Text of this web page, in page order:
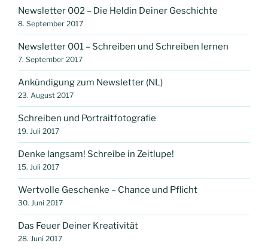
Newsletter 002 – Die Heldin Deiner Geschichte
8. September 2017
Newsletter 001 – Schreiben und Schreiben lernen
7. September 2017
Ankündigung zum Newsletter (NL)
23. August 2017
Schreiben und Portraitfotografie
19. Juli 2017
Denke langsam! Schreibe in Zeitlupe!
15. Juli 2017
Wertvolle Geschenke – Chance und Pflicht
30. Juni 2017
Das Feuer Deiner Kreativität
28. Juni 2017